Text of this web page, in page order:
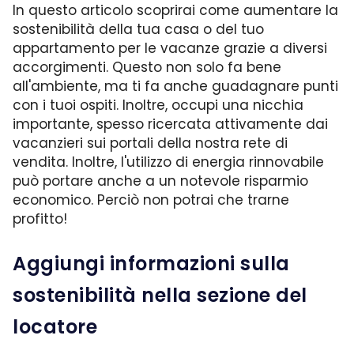
In questo articolo scoprirai come aumentare la
sostenibilità della tua casa o del tuo
appartamento per le vacanze grazie a diversi
accorgimenti. Questo non solo fa bene
all'ambiente, ma ti fa anche guadagnare punti
con i tuoi ospiti. Inoltre, occupi una nicchia
importante, spesso ricercata attivamente dai
vacanzieri sui portali della nostra rete di
vendita. Inoltre, l'utilizzo di energia rinnovabile
può portare anche a un notevole risparmio
economico. Perciò non potrai che trarne
profitto!
Aggiungi informazioni sulla
sostenibilità nella sezione del
locatore